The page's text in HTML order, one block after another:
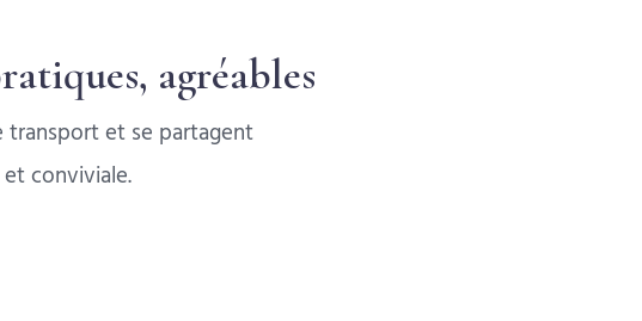
agréables
et se partagent
conviviale.